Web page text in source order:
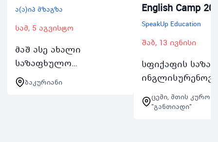
ა(ა)იპ მზაგზა
სამ, 5 აგვისტო
მაშ ასე ახალი
საზაფხულო
თავგადასავლისთვის
მოემზადეთ თუ გინდა
ბაკურიანი
English Camp
SpeakUp Education
შაბ, 13 ივნისი
სფიქაფის
საზაფხულო
ცემი, მთის
"განთიადი"